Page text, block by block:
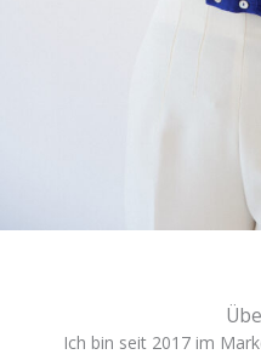
Ich bin seit 2017 im